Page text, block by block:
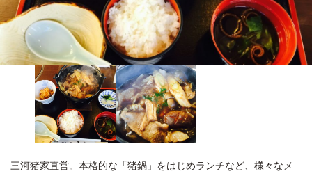
三河猪家直営。本格的な「猪鍋」をはじめランチなど、様々なメ